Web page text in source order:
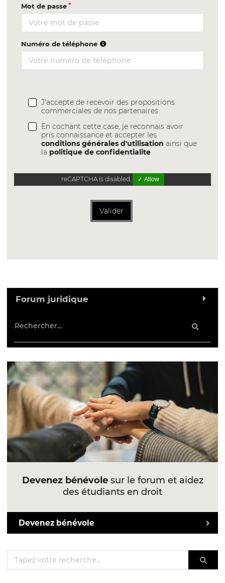
Mot de passe
Numéro de téléphone
J'accepte de recevoir des propositions
commerciales de nos partenaires
En cochant cette case, je reconnais avoir
pris connaissance et accepter les
conditions générales d'utilisation ainsi que
la politique de confidentialite
reCAPTCHA is disabled. ✓ Allow
Valider
Forum juridique
Devenez bénévolesur le forum et aidez
des étudiants en droit
Devenez bénévole